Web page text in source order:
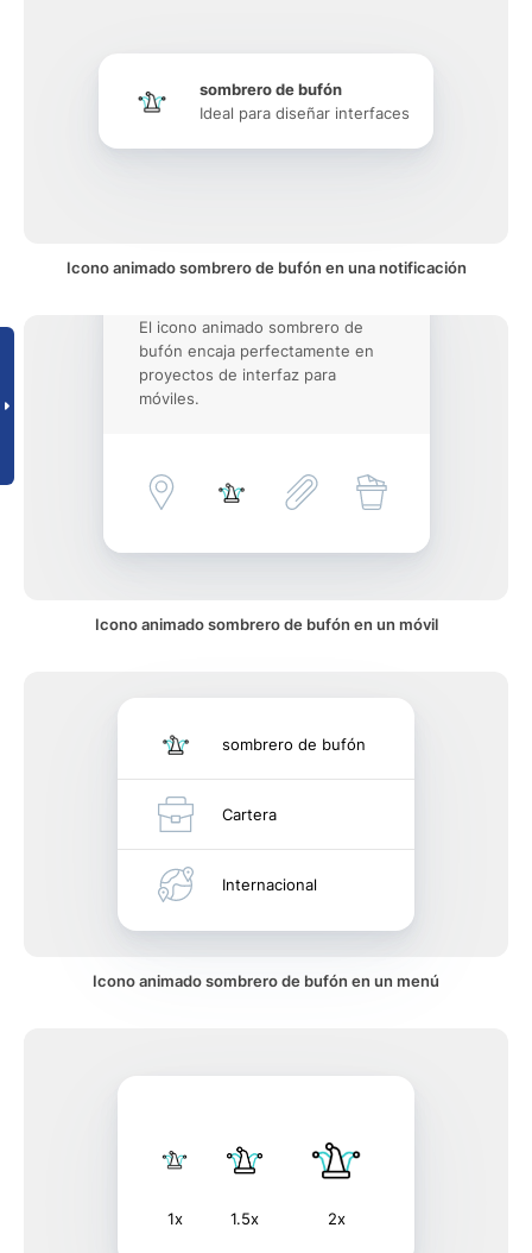
sombrero de bufón
Ideal para diseñar interfaces
Icono animado sombrero de bufón en una notificación
El icono animado sombrero de
bufón encaja perfectamente en
proyectos de interfaz para
móviles.
Icono animado sombrero de bufón en un móvil
sombrero de bufón
Cartera
Internacional
Icono animado sombrero de bufón en un menú
1x 1.5x 2x